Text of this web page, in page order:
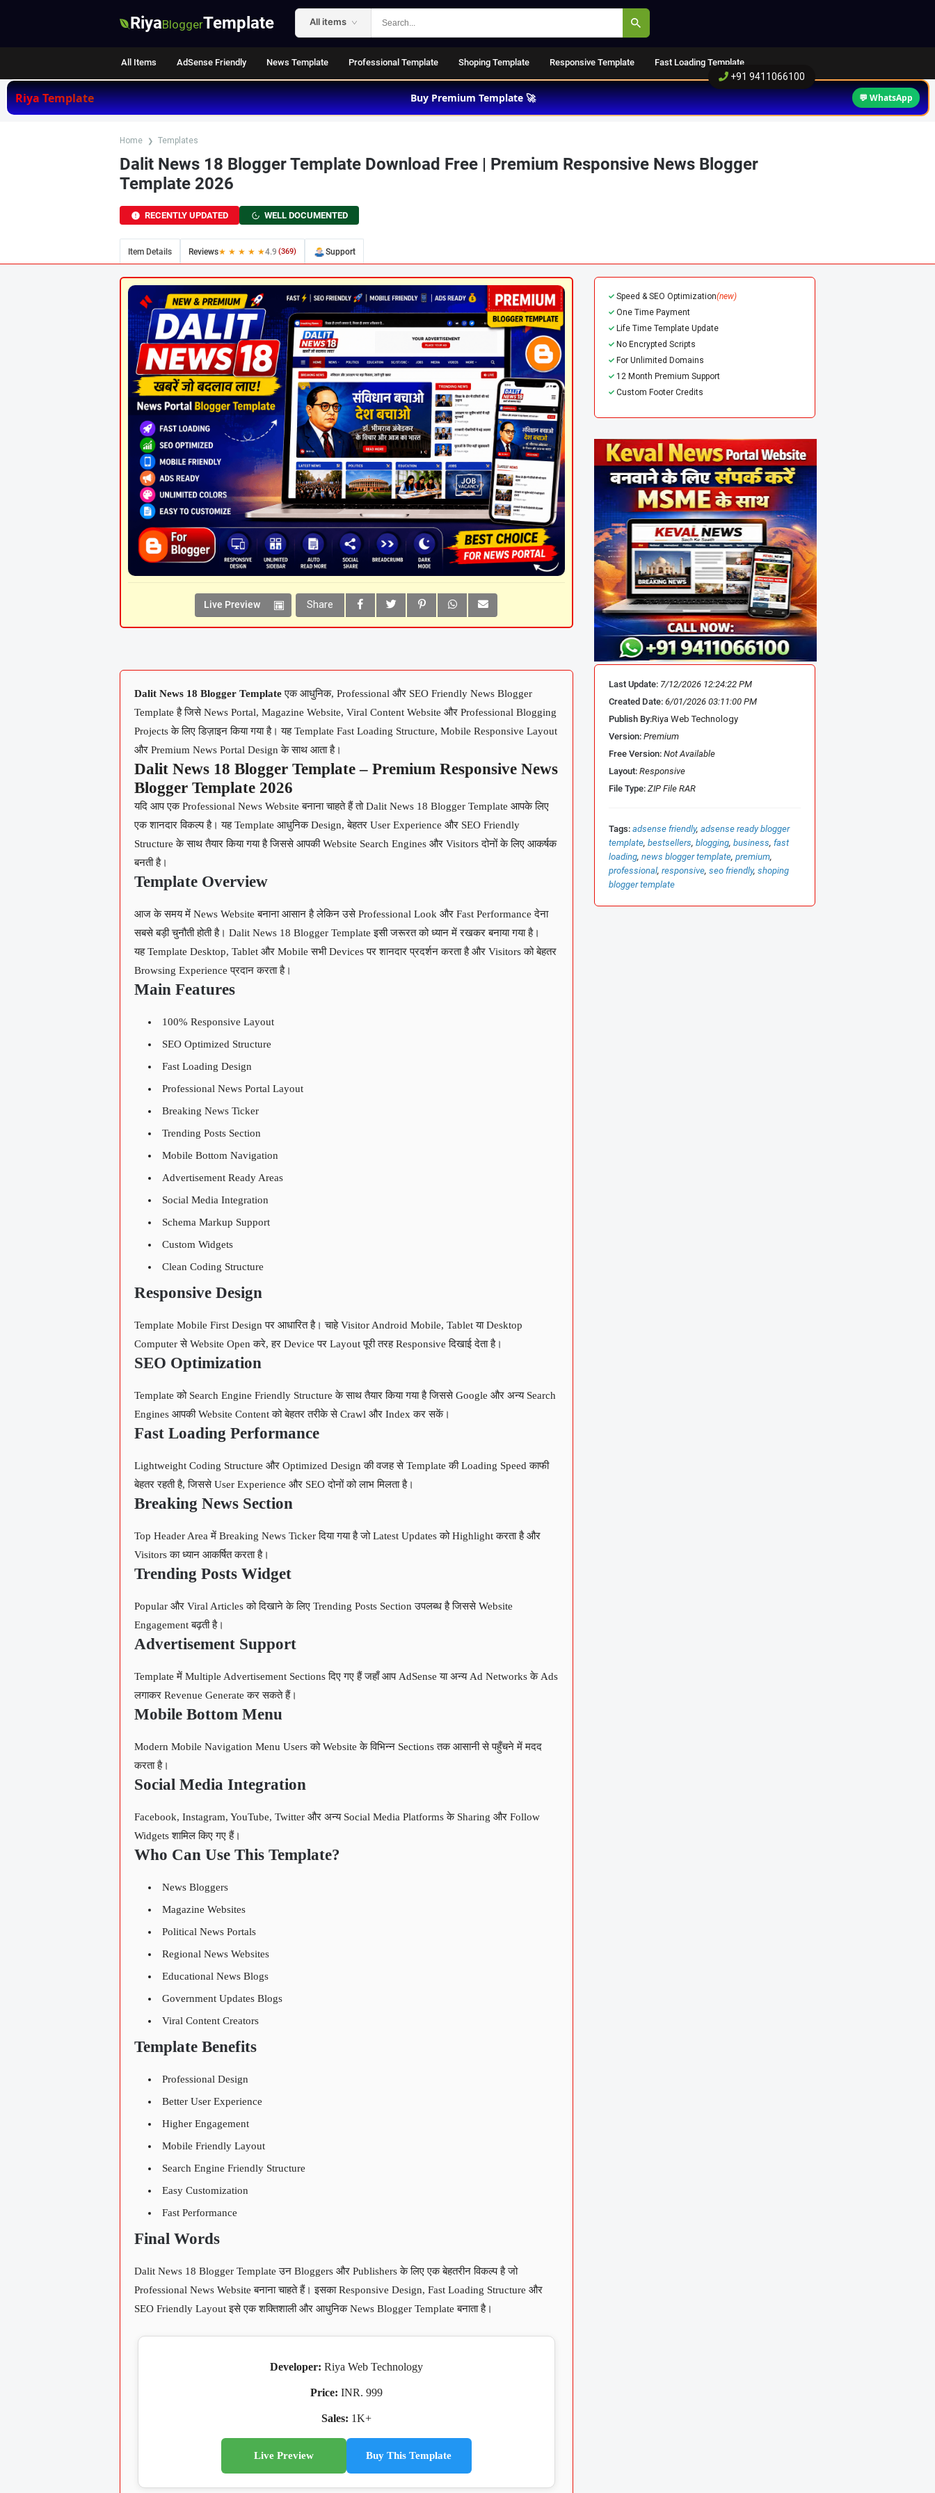
RiyaBloggerTemplate All items
All Items AdSense Friendly News Template Professional Template Shoping Template Responsive Template Fast Loading Template
+91 9411066100
Riya Template Buy Premium Template 🚀 💬 WhatsApp
Home Templates
Dalit News 18 Blogger Template Download Free | Premium Responsive News Blogger
Template 2026
RECENTLY UPDATED WELL DOCUMENTED
Item Details Reviews★ ★ ★ ★ ★4.9 (369) Support
Live Preview Share
Dalit News 18 Blogger Templateएक आधुनिक, Professional और SEO Friendly News Blogger
Template है जिसे News Portal, Magazine Website, Viral Content Website और Professional Blogging
Projects के लिए डिज़ाइन किया गया है। यह Template Fast Loading Structure, Mobile Responsive Layout
और Premium News Portal Design के साथ आता है।
Dalit News 18 Blogger Template – Premium Responsive News
Blogger Template 2026
यदि आप एक Professional News Website बनाना चाहते हैं तो Dalit News 18 Blogger Template आपके लिए
एक शानदार विकल्प है। यह Template आधुनिक Design, बेहतर User Experience और SEO Friendly
Structure के साथ तैयार किया गया है जिससे आपकी Website Search Engines और Visitors दोनों के लिए आकर्षक
बनती है।
Template Overview
आज के समय में News Website बनाना आसान है लेकिन उसे Professional Look और Fast Performance देना
सबसे बड़ी चुनौती होती है। Dalit News 18 Blogger Template इसी जरूरत को ध्यान में रखकर बनाया गया है।
यह Template Desktop, Tablet और Mobile सभी Devices पर शानदार प्रदर्शन करता है और Visitors को बेहतर
Browsing Experience प्रदान करता है।
Main Features
100% Responsive Layout
SEO Optimized Structure
Fast Loading Design
Professional News Portal Layout
Breaking News Ticker
Trending Posts Section
Mobile Bottom Navigation
Advertisement Ready Areas
Social Media Integration
Schema Markup Support
Custom Widgets
Clean Coding Structure
Responsive Design
Template Mobile First Design पर आधारित है। चाहे Visitor Android Mobile, Tablet या Desktop
Computer से Website Open करे, हर Device पर Layout पूरी तरह Responsive दिखाई देता है।
SEO Optimization
Template को Search Engine Friendly Structure के साथ तैयार किया गया है जिससे Google और अन्य Search
Engines आपकी Website Content को बेहतर तरीके से Crawl और Index कर सकें।
Fast Loading Performance
Lightweight Coding Structure और Optimized Design की वजह से Template की Loading Speed काफी
बेहतर रहती है, जिससे User Experience और SEO दोनों को लाभ मिलता है।
Breaking News Section
Top Header Area में Breaking News Ticker दिया गया है जो Latest Updates को Highlight करता है और
Visitors का ध्यान आकर्षित करता है।
Trending Posts Widget
Popular और Viral Articles को दिखाने के लिए Trending Posts Section उपलब्ध है जिससे Website
Engagement बढ़ती है।
Advertisement Support
Template में Multiple Advertisement Sections दिए गए हैं जहाँ आप AdSense या अन्य Ad Networks के Ads
लगाकर Revenue Generate कर सकते हैं।
Mobile Bottom Menu
Modern Mobile Navigation Menu Users को Website के विभिन्न Sections तक आसानी से पहुँचने में मदद
करता है।
Social Media Integration
Facebook, Instagram, YouTube, Twitter और अन्य Social Media Platforms के Sharing और Follow
Widgets शामिल किए गए हैं।
Who Can Use This Template?
News Bloggers
Magazine Websites
Political News Portals
Regional News Websites
Educational News Blogs
Government Updates Blogs
Viral Content Creators
Template Benefits
Professional Design
Better User Experience
Higher Engagement
Mobile Friendly Layout
Search Engine Friendly Structure
Easy Customization
Fast Performance
Final Words
Dalit News 18 Blogger Template उन Bloggers और Publishers के लिए एक बेहतरीन विकल्प है जो
Professional News Website बनाना चाहते हैं। इसका Responsive Design, Fast Loading Structure और
SEO Friendly Layout इसे एक शक्तिशाली और आधुनिक News Blogger Template बनाता है।
Developer: Riya Web Technology
Price: INR. 999
Sales: 1K+
Live Preview Buy This Template
Speed & SEO Optimization(new)
One Time Payment
Life Time Template Update
No Encrypted Scripts
For Unlimited Domains
12 Month Premium Support
Custom Footer Credits
Last Update: 7/12/2026 12:24:22 PM
Created Date: 6/01/2026 03:11:00 PM
Publish By:Riya Web Technology
Version: Premium
Free Version: Not Available
Layout: Responsive
File Type: ZIP File RAR
Tags: adsense friendly adsense ready blogger
template bestsellers blogging business fast
loading news blogger template premium
professional responsive seo friendly shoping
blogger template